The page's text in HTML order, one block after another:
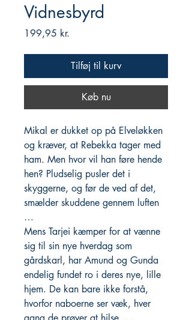
Vidnesbyrd
199,95 kr.
Tilføj til kurv
Køb nu
Mikal er dukket op på Elveløkken
og kræver, at Rebekka tager med
ham. Men hvor vil han føre hende
hen? Pludselig pusler det i
skyggerne, og før de ved af det,
smælder skuddene gennem luften
…
Mens Tarjei kæmper for at vænne
sig til sin nye hverdag som
gårdskarl, har Amund og Gunda
endelig fundet ro i deres nye, lille
hjem. De kan bare ikke forstå,
hvorfor naboerne ser væk, hver